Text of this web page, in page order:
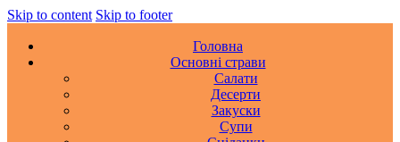
Skip to content Skip to footer
Головна
Основні страви
Салати
Десерти
Закуски
Супи